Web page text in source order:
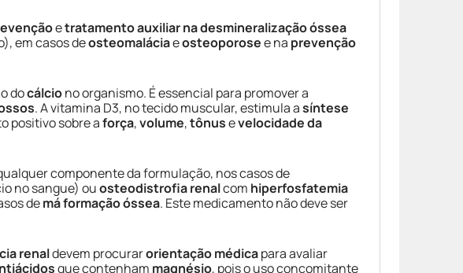
etratamento auxiliar na desmineralização óssea
em casos deosteomaláciaeosteoporosee na prevenção
docálciono organismo. É essencial para promover a
. A vitamina D3, no tecido muscular, estimula asíntese
positivo sobre aforça,volume,tônusevelocidade da
componente da formulação, nos casos de
no sangue) ouosteodistrofia renalcom hiperfosfatemia
demá formação óssea. Este medicamento não deve ser
renaldevem procurarorientação médicapara avaliar
que contenham magnésio, pois o uso concomitante